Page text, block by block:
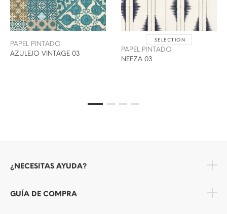
PAPEL PINTADO
AZULEJO VINTAGE 03
SELECTION
PAPEL PINTADO
NEFZA 03
¿NECESITAS AYUDA?
GUÍA DE COMPRA